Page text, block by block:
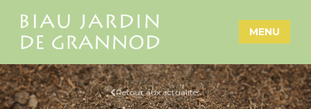
MENU
Retour aux actualités